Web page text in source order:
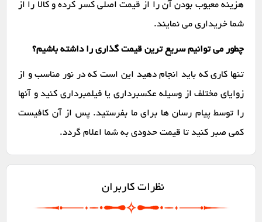
هزینه معیوب بودن آن را از قیمت اصلی کسر کرده و کالا را از
شما خریداری می نمایند.
چطور می توانیم سریع ترین قیمت گذاری را داشته باشیم؟
تنها کاری که باید انجام دهید این است که در نور مناسب و از
زوایای مختلف از وسیله عکسبرداری یا فیلمبرداری کنید و آنها
را توسط پیام رسان ها برای ما بفرستید. پس از آن کافیست
کمی صبر کنید تا قیمت حدودی به شما اعلام گردد.
نظرات کاربران